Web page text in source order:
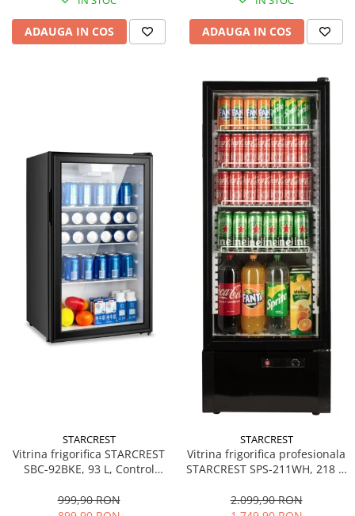
ADAUGA IN COS ADAUGA IN COS
STARCREST
Vitrina frigorifica STARCREST
SBC-92BKE, 93 L, Control
83.2 cm, Negru
999,90 RON
STARCREST
Vitrina frigorifica profesionala
STARCREST SPS-211WH, 218 L,
LED, H 141 cm, Negru
2.099,90 RON